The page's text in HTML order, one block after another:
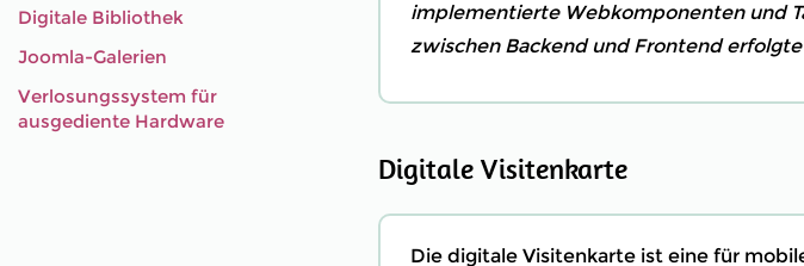
Digitale Bibliothek
Joomla-Galerien
Verlosungssystem für
ausgediente Hardware
implementierte Webkomponenten und
zwischen Backend und Frontend
Digitale Visitenkarte
Die digitale Visitenkarte ist eine für